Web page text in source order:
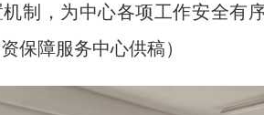
制，为中心各项工作安全有
保障服务中心供稿）